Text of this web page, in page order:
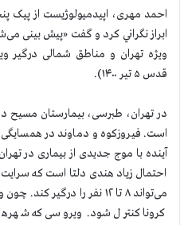
احمد مهری، اپیدمیولوژیست از پیک
ابراز نگراني كرد و گفت «پیش بینی
ویژه تهران و مناطق شمالی درگیر
قدس ۵ تیر ۱۴۰۰).
در تهران، طبرسی، بیمارستان
است. فیروزکوه و دماوند در
آینده با موج جدیدی از بیماری در
احتمال زیاد هندی دلتا است که
می‌تواند ۸ تا ۱۲ نفر را
کرونا کنترل شود. ویروسی که